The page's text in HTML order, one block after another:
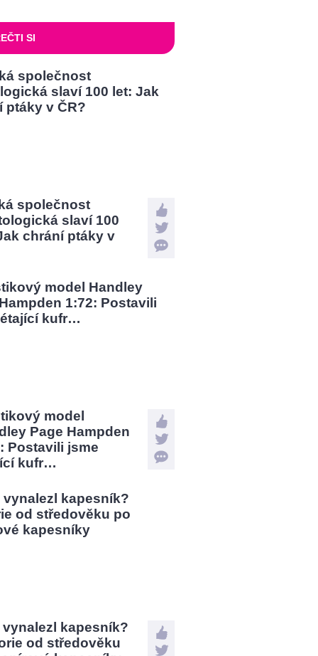
SI
společnost
slaví 100
chrání ptáky v
model
Page Hampden
Postavili jsme
kufr…
vynalezl kapesník?
od středověku